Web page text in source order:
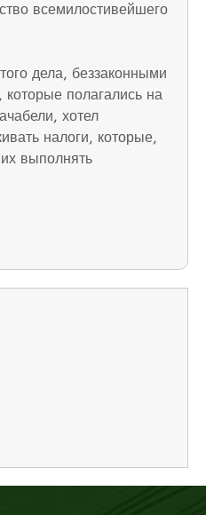
всемилостивейшего
дела, беззаконными
полагались на
хотел
налоги, которые,
выполнять